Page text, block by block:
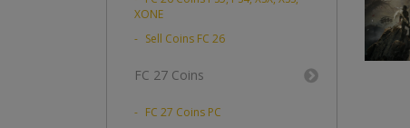
XONE
Sell Coins FC 26
FC 27 Coins
FC 27 Coins PC